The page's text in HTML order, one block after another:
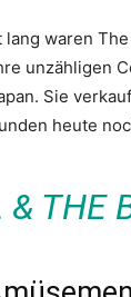
waren
unzähligen
Sie
heute
THE